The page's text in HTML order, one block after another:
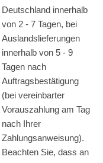
Deutschland innerhalb
von 2 - 7 Tagen, bei
Auslandslieferungen
innerhalb von 5 - 9
Tagen nach
Auftragsbestätigung
(bei vereinbarter
Vorauszahlung am Tag
nach Ihrer
Zahlungsanweisung).
Beachten Sie, dass an